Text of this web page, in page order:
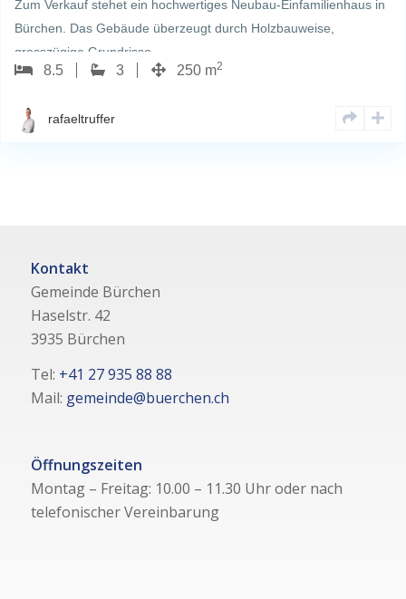
Zum Verkauf stehet ein hochwertiges Neubau-Einfamilienhaus in
Bürchen. Das Gebäude überzeugt durch Holzbauweise,
grosszügige Grundrisse…
8.5 3 250 m2
rafaeltruffer
Kontakt
Gemeinde Bürchen
Haselstr. 42
3935 Bürchen
Tel: +41 27 935 88 88
Mail: gemeinde@buerchen.ch
Öffnungszeiten
Montag – Freitag: 10.00 – 11.30 Uhr oder nach
telefonischer Vereinbarung